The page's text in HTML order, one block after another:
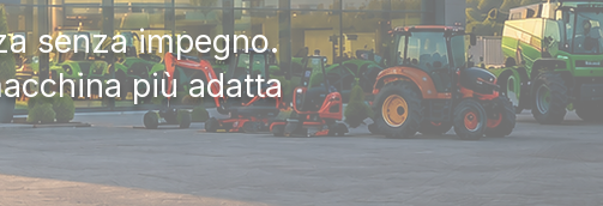
senza impegno.
più adatta